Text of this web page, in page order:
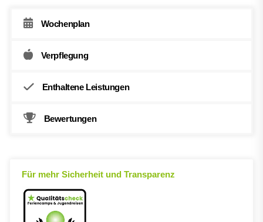
Wochenplan
Verpflegung
Enthaltene Leistungen
Bewertungen
Für mehr Sicherheit und Transparenz